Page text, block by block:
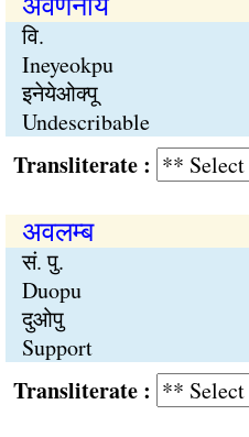
वि.
Ineyeokpu
इनेयेओक्पू
Undescribable
Transliterate :
अवलम्ब
सं. पु.
Duopu
दुओपु
Support
Transliterate :